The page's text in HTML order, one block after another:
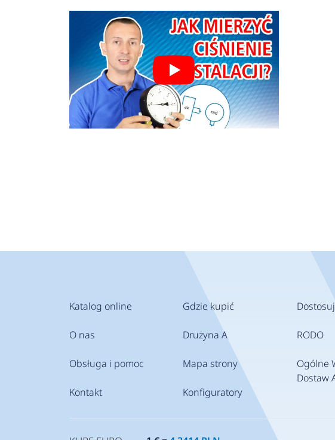
Katalog online
O nas
Obsługa i pomoc
Kontakt
Gdzie kupić
Drużyna A
Mapa strony
Konfiguratory
RODO
Ogólne
Dostaw